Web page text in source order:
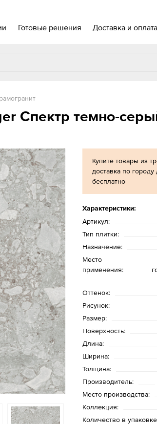
Готовые решения Доставка и оплата
Спектр темно-
Купите товары из
доставка по
бесплатно
Характеристики:
Артикул:
Тип плитки:
Назначение:
Место
применения:
Оттенок:
Рисунок:
Размер:
Поверхность:
Длина:
Ширина:
Толщина:
Производитель:
Место производства:
Коллекция:
Количество в